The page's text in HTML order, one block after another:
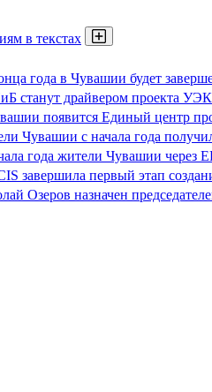
в текстах
года в Чувашии будет
станут драйвером проекта УЭК
появится Единый центр
Чувашии с начала года
года жители Чувашии через
завершила первый этап
Озеров назначен